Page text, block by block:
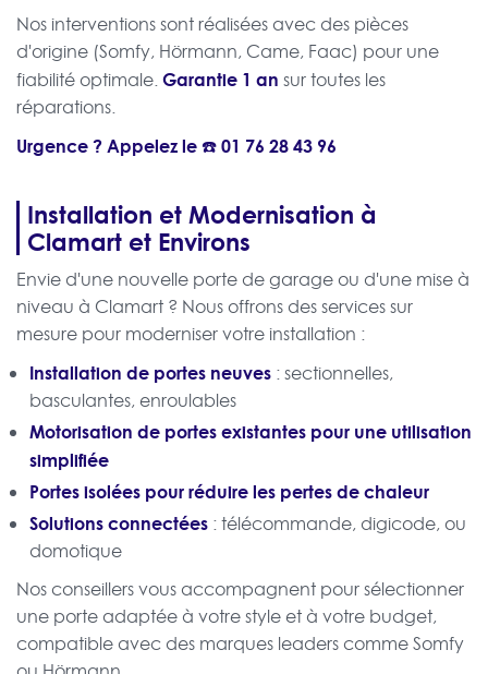
Nos interventions sont réalisées avec des pièces
d'origine (Somfy, Hörmann, Came, Faac) pour une
fiabilité optimale.Garantie 1 an sur toutes les
réparations.
Urgence ? Appelez le ☎️01 76 28 43 96
Installation et Modernisation à
Clamart et Environs
Envie d'une nouvelle porte de garage ou d'une mise à
niveau à Clamart ? Nous offrons des services sur
mesure pour moderniser votre installation :
Installation de portes neuves : sectionnelles,
basculantes, enroulables
Motorisation de portes existantes pour une utilisation
simplifiée
Portes isolées pour réduire les pertes de chaleur
Solutions connectées : télécommande, digicode, ou
domotique
Nos conseillers vous accompagnent pour sélectionner
une porte adaptée à votre style et à votre budget,
compatible avec des marques leaders comme Somfy